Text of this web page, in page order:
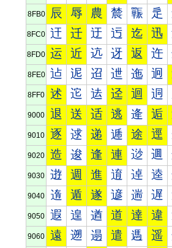
8FB0 辰 辱 農 辳 辴 辵
8FC0 迀 迁 迂 迃 迄 迅
8FD0 运 近 迒 迓 返 迕
8FE0 迠 迡 迢 迣 迤 迥
8FF0 述 迱 迲 迳 迴 迵
9000 退 送 适 逃 逄 逅
9010 逐 逑 递 逓 途 逕
9020 造 逡 逢 連 逤 逥
9030 逰 週 進 逳 逴 逵
9040 遀 遁 遂 遃 遄 遅
9050 遐 遑 遒 道 達 違
9060 遠 遡 遢 遣 遤 遥